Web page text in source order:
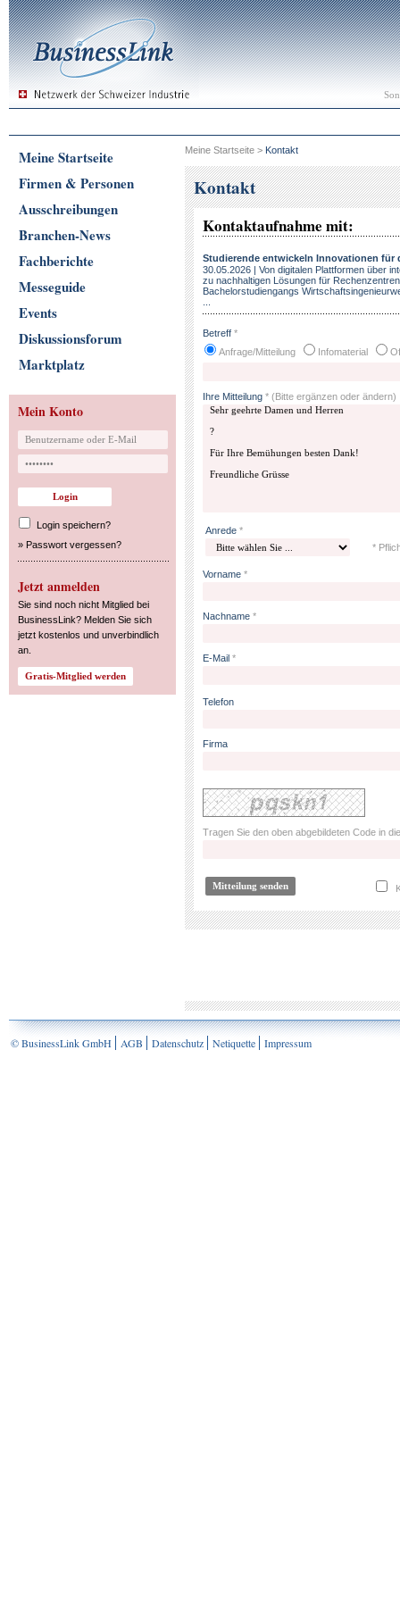
Meine Startseite
Firmen & Personen
Ausschreibungen
Branchen-News
Fachberichte
Messeguide
Events
Diskussionsforum
Marktplatz
Mein Konto
Login speichern?
» Passwort vergessen?
Jetzt anmelden
Sie sind noch nicht Mitglied bei
BusinessLink? Melden Sie sich
jetzt kostenlos und unverbindlich
an.
Meine Startseite > Kontakt
Kontakt
Kontaktaufnahme mit:
Studierende entwickeln Innovationen für
30.05.2026 | Von digitalen Plattformen über
zu nachhaltigen Lösungen für
Bachelorstudiengangs
Betreff *
Anfrage/Mitteilung
Infomaterial
Ihre Mitteilung * (Bitte ergänzen oder ändern)
Anrede *
*
Vorname *
Nachname *
E-Mail *
Telefon
Firma
Tragen Sie den oben abgebildeten Code in
© BusinessLink GmbH AGB Datenschutz Netiquette Impressum